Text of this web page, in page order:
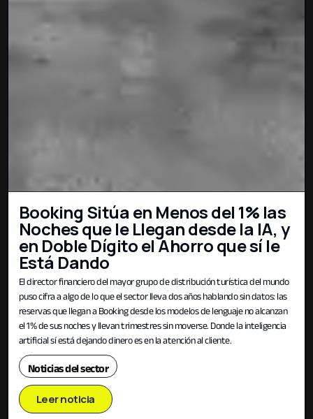
Booking Sitúa en Menos del 1% las
Noches que le Llegan desde la IA, y
en Doble Dígito el Ahorro que sí le
Está Dando
El director financiero del mayor grupo de distribución turística del mundo
puso cifra a algo de lo que el sector lleva dos años hablando sin datos: las
reservas que llegan a Booking desde los modelos de lenguaje no alcanzan
el 1% de sus noches y llevan trimestres sin moverse. Donde la inteligencia
artificial sí está dejando dinero es en la atención al cliente.
Noticias del sector
Leer noticia